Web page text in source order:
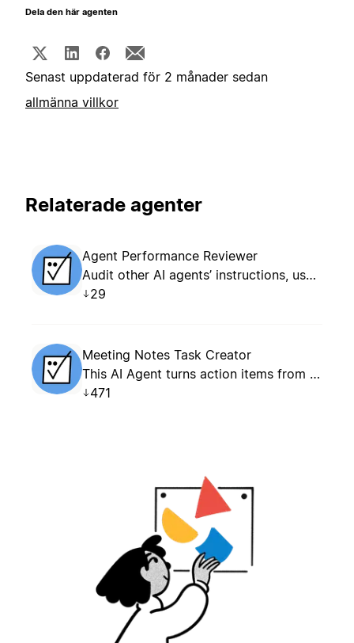
Dela den här agenten
Senast uppdaterad för 2 månader sedan
allmänna villkor
Relaterade agenter
Agent Performance Reviewer
Audit other AI agents’ instructions, usage patterns, and outcomes. Creates an evidence-based optimization report as a new Notion page for each review.
29
Meeting Notes Task Creator
This AI Agent turns action items from Meeting Notes into structured tasks in a designated Tasks database.
471